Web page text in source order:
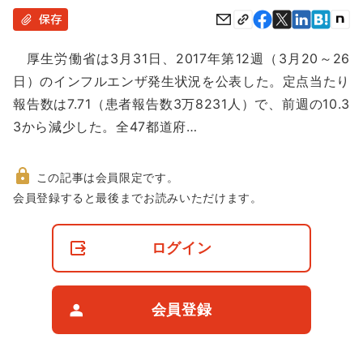
ツ
に
動
保存
厚生労働省は3月31日、2017年第12週（3月20～26
日）のインフルエンザ発生状況を公表した。定点当たり
報告数は7.71（患者報告数3万8231人）で、前週の10.3
3から減少した。全47都道府…
非
この記事は会員限定です。
会員登録すると最後までお読みいただけます。
ログイン
会員登録